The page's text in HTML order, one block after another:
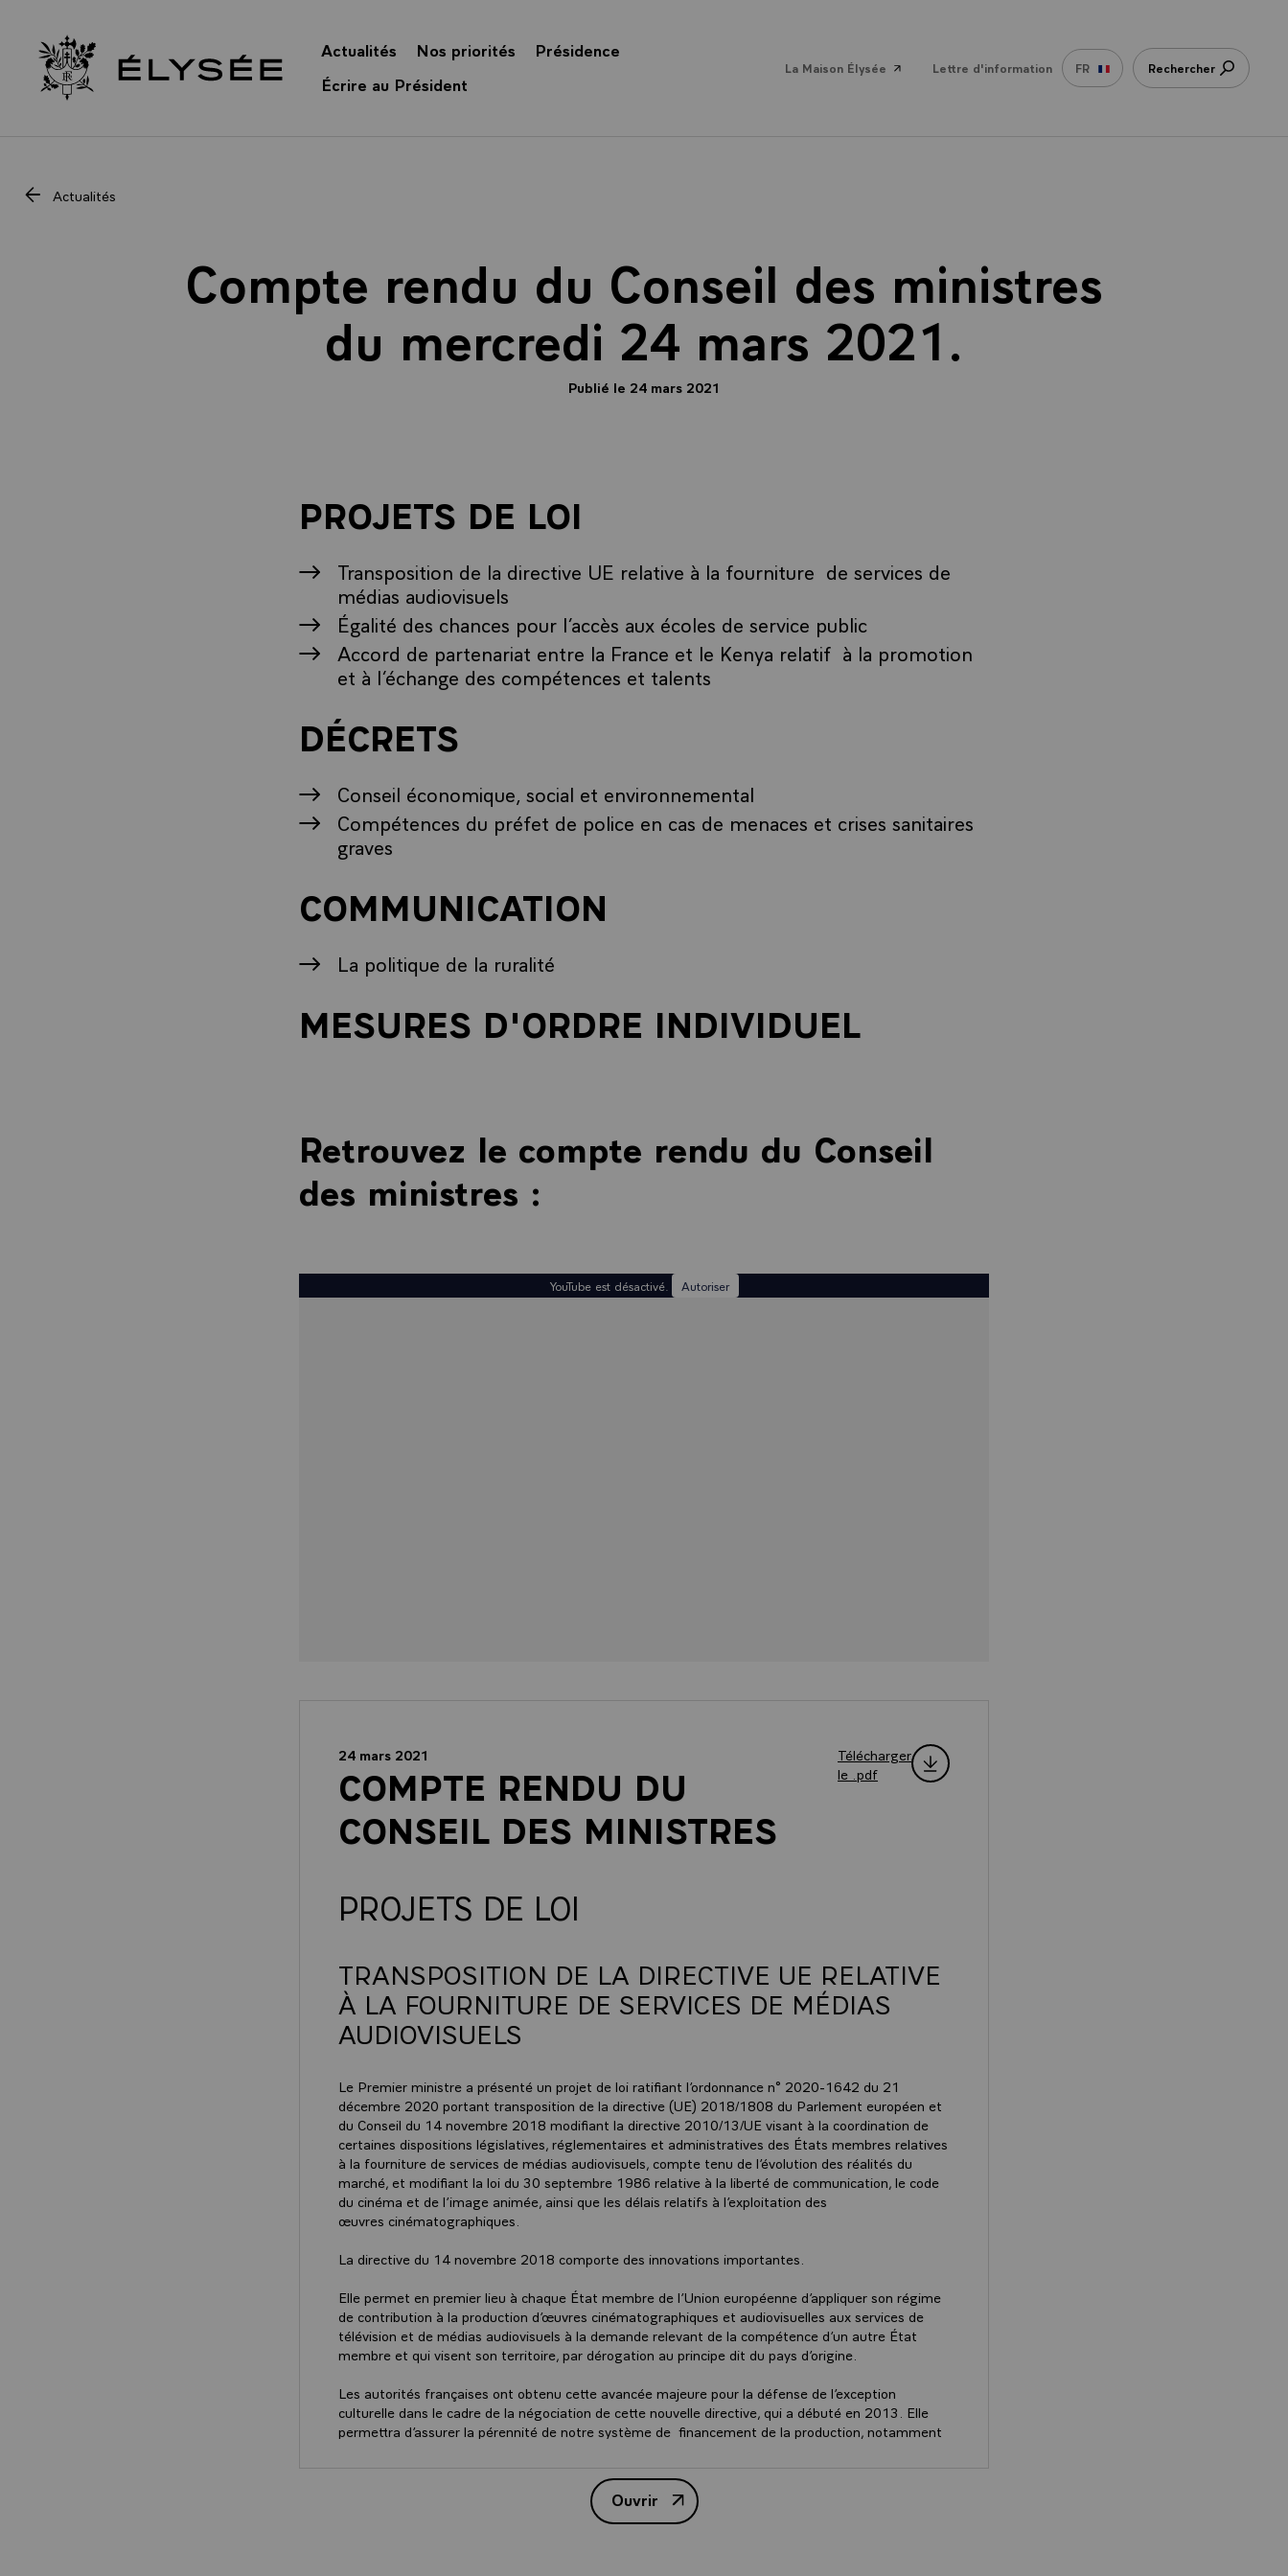
Retour à l’accueil Élysée
Actualités Nos priorités
Présidence
Écrire au Président
La Maison Élysée Lettre d'information FR Rechercher
Actualités
Compte rendu du Conseil des ministres
du mercredi 24 mars 2021.
Publié le 24 mars 2021
PROJETS DE LOI
Transposition de la directive UE relative à la fourniture de services de
médias audiovisuels
Égalité des chances pour l’accès aux écoles de service public
Accord de partenariat entre la France et le Kenya relatif à la promotion
et à l’échange des compétences et talents
DÉCRETS
Conseil économique, social et environnemental
Compétences du préfet de police en cas de menaces et crises sanitaires
graves
COMMUNICATION
La politique de la ruralité
MESURES D'ORDRE INDIVIDUEL
Retrouvez le compte rendu du Conseil
des ministres :
YouTube est désactivé. Autoriser
24 mars 2021
COMPTE RENDU DU
CONSEIL DES MINISTRES
Télécharger
le .pdf
PROJETS DE LOI
TRANSPOSITION DE LA DIRECTIVE UE RELATIVE
À LA FOURNITURE DE SERVICES DE MÉDIAS
AUDIOVISUELS
Le Premier ministre a présenté un projet de loi ratifiant l’ordonnance n° 2020-1642 du 21
décembre 2020 portant transposition de la directive (UE) 2018/1808 du Parlement européen et
du Conseil du 14 novembre 2018 modifiant la directive 2010/13/UE visant à la coordination de
certaines dispositions législatives, réglementaires et administratives des États membres relatives
à la fourniture de services de médias audiovisuels, compte tenu de l’évolution des réalités du
marché, et modifiant la loi du 30 septembre 1986 relative à la liberté de communication, le code
du cinéma et de l’image animée, ainsi que les délais relatifs à l’exploitation des
œuvres cinématographiques.
La directive du 14 novembre 2018 comporte des innovations importantes.
Elle permet en premier lieu à chaque État membre de l’Union européenne d’appliquer son régime
de contribution à la production d’œuvres cinématographiques et audiovisuelles aux services de
télévision et de médias audiovisuels à la demande relevant de la compétence d’un autre État
membre et qui visent son territoire, par dérogation au principe dit du pays d’origine.
Les autorités françaises ont obtenu cette avancée majeure pour la défense de l’exception
culturelle dans le cadre de la négociation de cette nouvelle directive, qui a débuté en 2013. Elle
permettra d’assurer la pérennité de notre système de financement de la production, notamment
À cette fin, un projet de décret déterminant les obligations de financement de la production
applicables aux services de médias audiovisuels à la demande a été élaboré et sera publié
prochainement. Par ailleurs, des concertations ont été engagées en vue d’une révision des
Ouvrir
COMPTE RENDU DU CONSEIL DES MINISTRES